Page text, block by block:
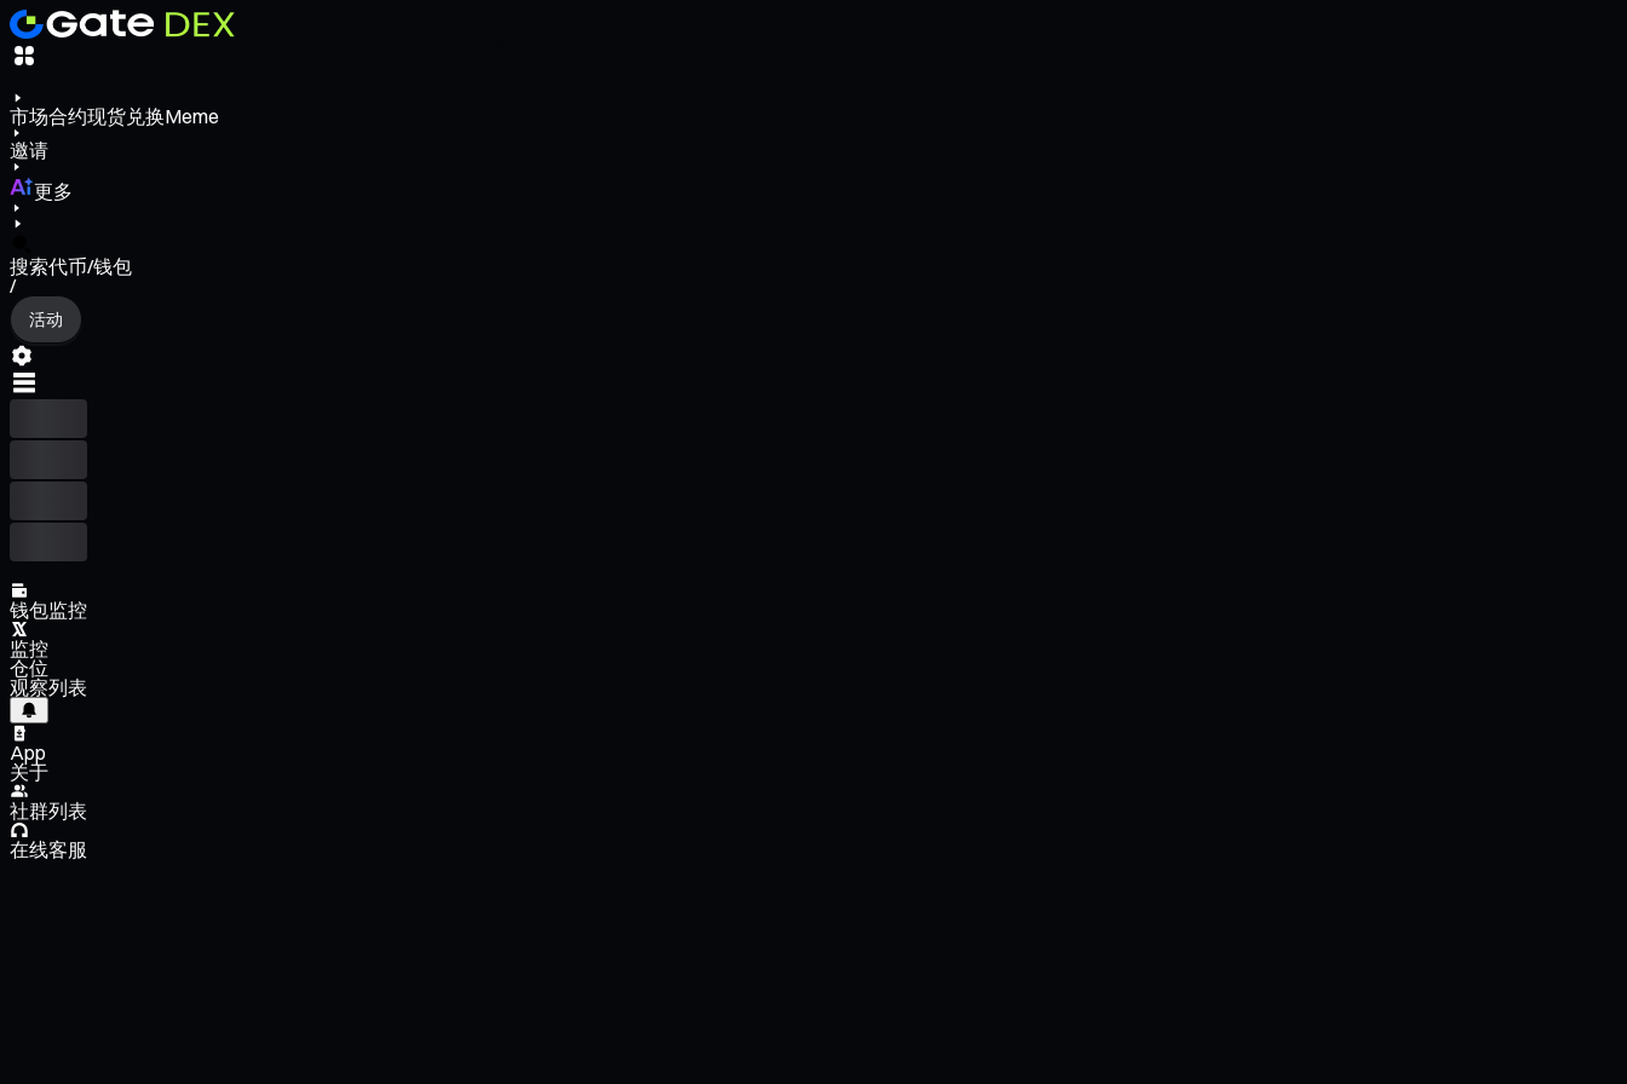
市场合约现货兑换Meme
邀请
更多
搜索代币/钱包
/
活动
钱包监控
监控
仓位
观察列表
App
关于
社群列表
在线客服